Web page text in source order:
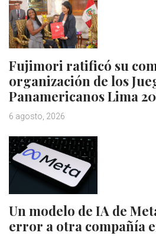
Fujimori ratificó su
organización de los
Panamericanos Lima
6 agosto, 2026
Un modelo de IA de
error a otra compañía